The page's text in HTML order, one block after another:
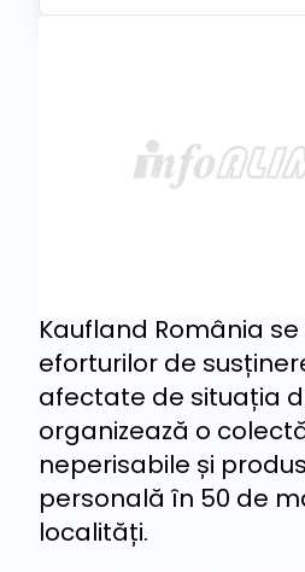
Kaufland România
eforturilor de
afectate de situația
organizează o
neperisabile și
personală în 50 de
localități.